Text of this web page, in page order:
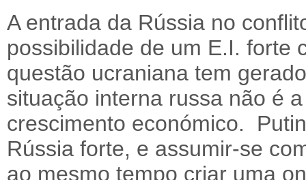
A entrada da Rússia no
possibilidade de um E.I. forte
questão ucraniana tem
situação interna russa não é
crescimento económico.
Rússia forte, e assumir-se
ao mesmo tempo criar uma